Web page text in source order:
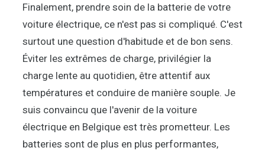
Finalement, prendre soin de la batterie de votre
voiture électrique, ce n'est pas si compliqué. C'est
surtout une question d'habitude et de bon sens.
Éviter les extrêmes de charge, privilégier la
charge lente au quotidien, être attentif aux
températures et conduire de manière souple. Je
suis convaincu que l'avenir de la voiture
électrique en Belgique est très prometteur. Les
batteries sont de plus en plus performantes,